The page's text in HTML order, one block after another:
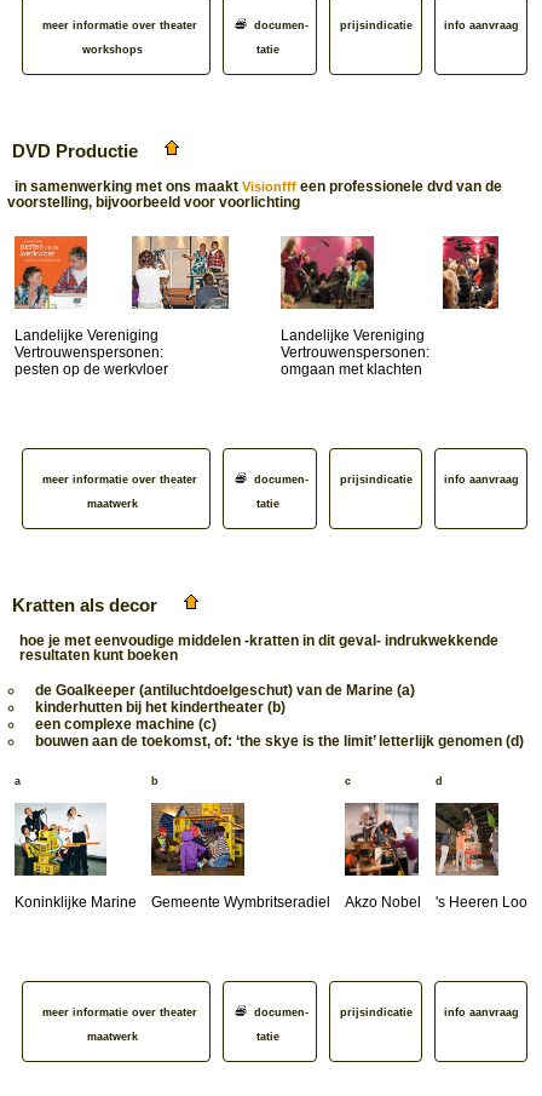
meer informatie over theater
workshops
documen­
tatie
prijsindicatie info aanvraag
DVD Productie
in samenwerking met ons maakt Visionfff een professionele dvd van de
voorstelling, bijvoorbeeld voor voorlichting
Landelijke Vereniging
Vertrouwenspersonen:
pesten op de werkvloer
Landelijke Vereniging
Vertrouwenspersonen:
omgaan met klachten
meer informatie over theater
maatwerk
documen­
tatie
prijsindicatie info aanvraag
Kratten als decor
hoe je met eenvoudige middelen -kratten in dit geval- indrukwekkende
resultaten kunt boeken
de Goalkeeper (antiluchtdoelgeschut) van de Marine (a)
kinderhutten bij het kindertheater (b)
een complexe machine (c)
bouwen aan de toekomst, of: ‘the skye is the limit’ letterlijk genomen (d)
a b c d
Koninklijke Marine Gemeente Wymbritseradiel Akzo Nobel 's Heeren Loo
meer informatie over theater
maatwerk
documen­
tatie
prijsindicatie info aanvraag